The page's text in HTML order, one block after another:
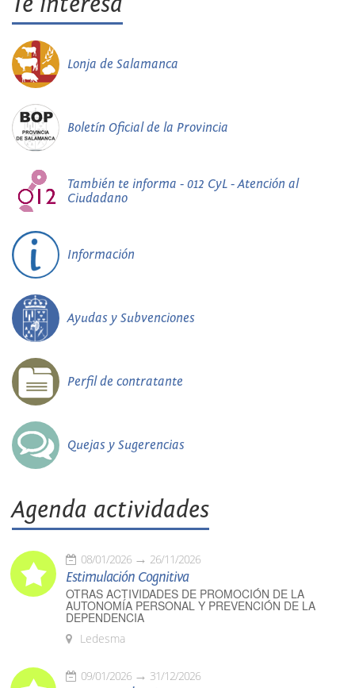
Lonja de Salamanca
Boletín Oficial de la Provincia
También te informa - 012 CyL - Atención al
Ciudadano
Información
Ayudas y Subvenciones
Perfil de contratante
Quejas y Sugerencias
Agenda actividades
08/01/2026 26/11/2026
Estimulación Cognitiva
OTRAS ACTIVIDADES DE PROMOCIÓN DE LA
AUTONOMÍA PERSONAL Y PREVENCIÓN DE LA
DEPENDENCIA
Ledesma
09/01/2026 31/12/2026